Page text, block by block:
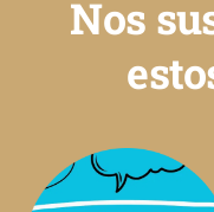
Nos